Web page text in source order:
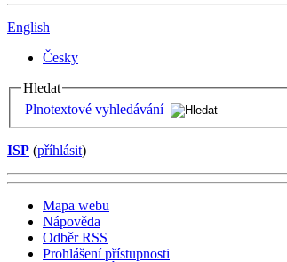
English
Česky
Hledat
Plnotextové vyhledávání
ISP (příhlásit)
Mapa webu
Nápověda
Odběr RSS
Prohlášení přístupnosti